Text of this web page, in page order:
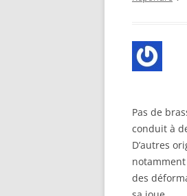
Pas de
conduit à
D’autres
des